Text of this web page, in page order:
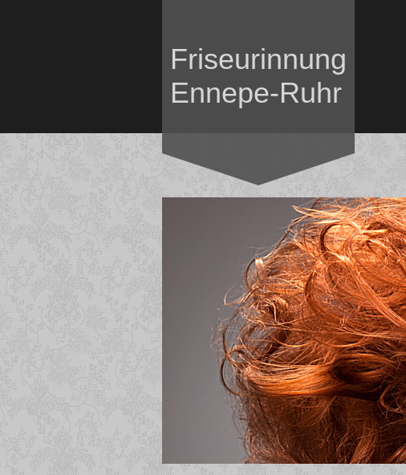
Friseurinnung
Ennepe-Ruhr